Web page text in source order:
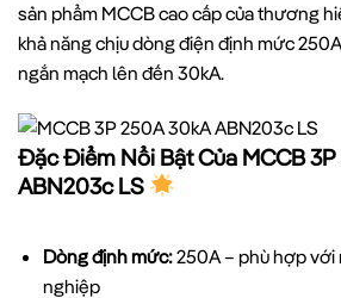
sản phẩm MCCB cao cấp của thương
khả năng chịu dòng điện định mức
ngắn mạch lên đến 30kA.
Đặc Điểm Nổi Bật Của MCCB
ABN203c LS
Dòng định mức:250A – phù hợp với
nghiệp